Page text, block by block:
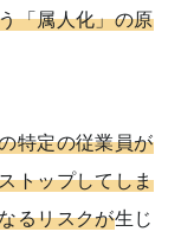
「属人化」の原
特定の従業員が
トップしてしま
るリスクが生じ